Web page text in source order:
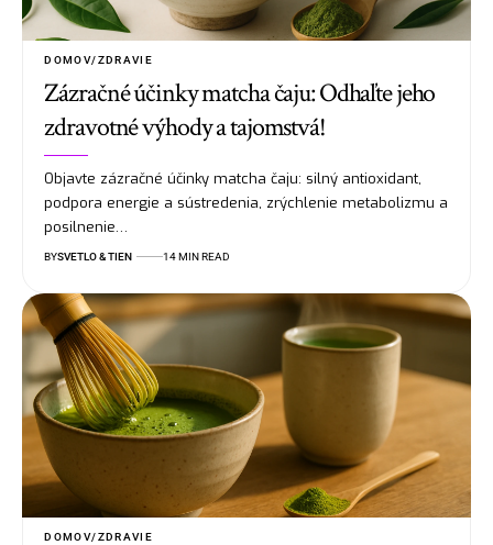
DOMOV/ZDRAVIE
Zázračné účinky matcha čaju: Odhaľte jeho
zdravotné výhody a tajomstvá!
Objavte zázračné účinky matcha čaju: silný antioxidant,
podpora energie a sústredenia, zrýchlenie metabolizmu a
posilnenie…
BYSVETLO & TIEN 14 MIN READ
DOMOV/ZDRAVIE